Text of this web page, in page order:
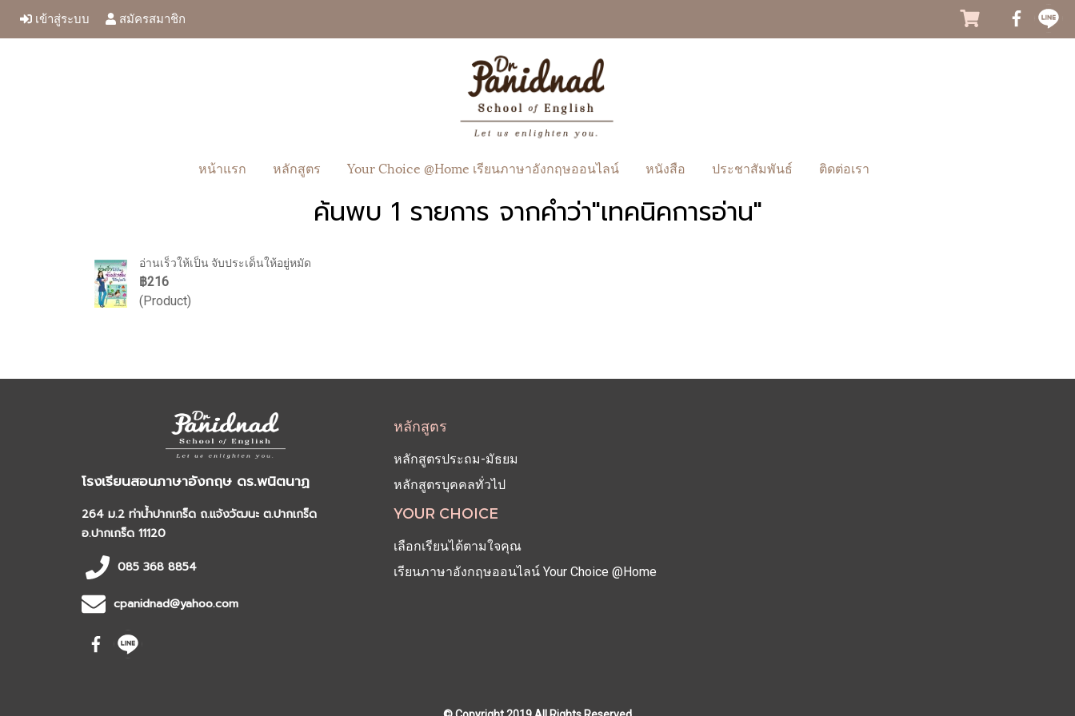
เข้าสู่ระบบ สมัครสมาชิก
หน้าแรก หลักสูตร Your Choice @Home เรียนภาษาอังกฤษออนไลน์ หนังสือ ประชาสัมพันธ์ ติดต่อเรา
ค้นพบ 1 รายการ จากคำว่า"เทคนิคการอ่าน"
อ่านเร็วให้เป็น จับประเด็นให้อยู่หมัด
฿216
(Product)
โรงเรียนสอนภาษาอังกฤษ ดร.พนิตนาฏ
264 ม.2 ท่าน้ำปากเกร็ด ถ.แจ้งวัฒนะ ต.ปากเกร็ด
อ.ปากเกร็ด 11120
085 368 8854
cpanidnad@yahoo.com
หลักสูตร
หลักสูตรประถม-มัธยม
หลักสูตรบุคคลทั่วไป
YOUR CHOICE
เลือกเรียนได้ตามใจคุณ
เรียนภาษาอังกฤษออนไลน์ Your Choice @Home